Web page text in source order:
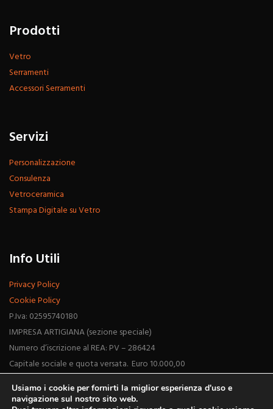
Prodotti
Vetro
Serramenti
Accessori Serramenti
Servizi
Personalizzazione
Consulenza
Vetroceramica
Stampa Digitale su Vetro
Info Utili
Privacy Policy
Cookie Policy
P.Iva: 02595740180
IMPRESA ARTIGIANA (sezione speciale)
Numero d’iscrizione al REA: PV – 286424
Capitale sociale e quota versata. Euro 10.000,00
Usiamo i cookie per fornirti la miglior esperienza d'uso e
navigazione sul nostro sito web.